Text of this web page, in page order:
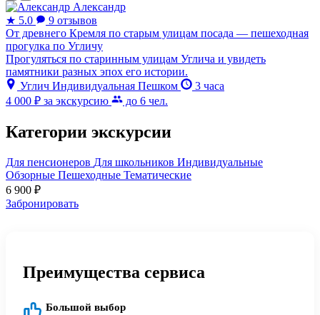
Александр
★ 5.0
9 отзывов
От древнего Кремля по старым улицам посада — пешеходная
прогулка по Угличу
Прогуляться по старинным улицам Углича и увидеть
памятники разных эпох его истории.
Углич Индивидуальная Пешком
3 часа
4 000 ₽ за экскурсию до 6 чел.
Категории экскурсии
Для пенсионеров Для школьников Индивидуальные
Обзорные Пешеходные Тематические
6 900 ₽
Забронировать
Преимущества сервиса
Большой выбор